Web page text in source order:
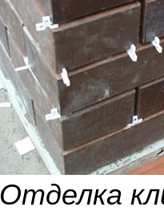
Отделка